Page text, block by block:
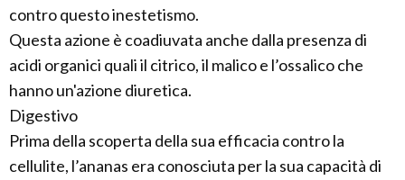
contro questo inestetismo.
Questa azione è coadiuvata anche dalla presenza di
acidi organici quali il citrico, il malico e l’ossalico che
hanno un'azione diuretica.
Digestivo
Prima della scoperta della sua efficacia contro la
cellulite, l’ananas era conosciuta per la sua capacità di